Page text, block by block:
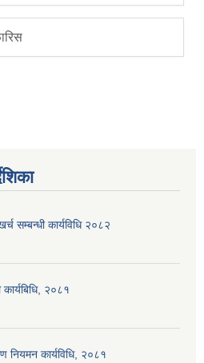
सम्बन्धी कार्यविधि २०८२
२०८१
कार्यविधि, २०८१